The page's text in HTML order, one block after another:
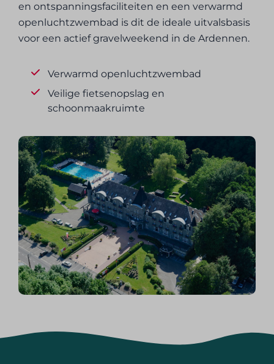
en ontspanningsfaciliteiten en een verwarmd
openluchtzwembad is dit de ideale uitvalsbasis
voor een actief gravelweekend in de Ardennen.
Verwarmd openluchtzwembad
Veilige fietsenopslag en
schoonmaakruimte